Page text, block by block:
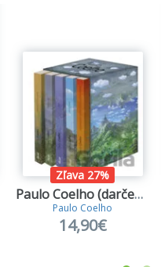
Zľava 27%
Paulo Coelho (darčekový box)
Paulo Coelho
14,90€